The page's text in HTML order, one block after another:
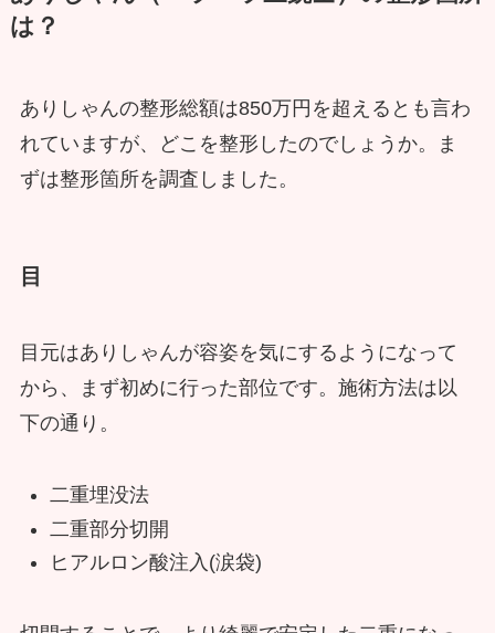
は？
ありしゃんの整形総額は850万円を超えるとも言わ
れていますが、どこを整形したのでしょうか。ま
ずは整形箇所を調査しました。
目
目元はありしゃんが容姿を気にするようになって
から、まず初めに行った部位です。施術方法は以
下の通り。
二重埋没法
二重部分切開
ヒアルロン酸注入(涙袋)